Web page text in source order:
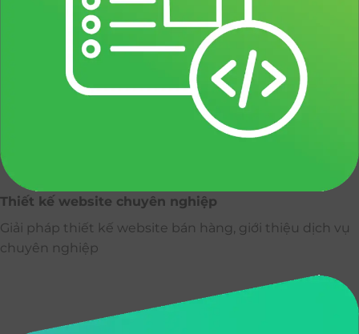
Thiết kế website chuyên nghiệp
Giải pháp thiết kế website bán hàng, giới thiệu dịch vụ
chuyên nghiệp